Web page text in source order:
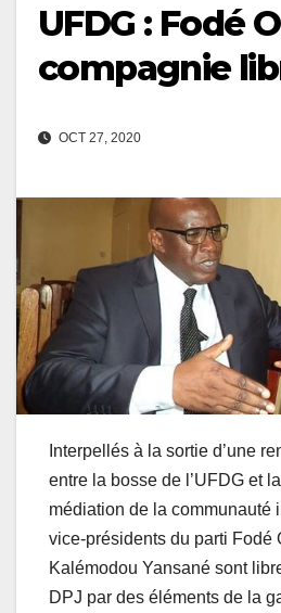
UFDG : Fodé
compagnie
OCT 27, 2020
Interpellés à la sortie d’une
entre la bosse de l’UFDG et
médiation de la communauté
vice-présidents du parti Fodé
Kalémodou Yansané sont
DPJ par des éléments de la